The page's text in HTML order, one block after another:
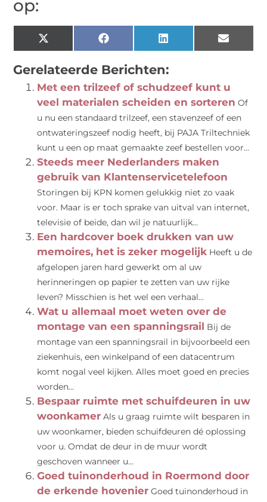
op:
X
(Twitter)
Facebook LinkedIn Email
Gerelateerde Berichten:
Met een trilzeef of schudzeef kunt u
veel materialen scheiden en sorteren Of
u nu een standaard trilzeef, een stavenzeef of een
ontwateringszeef nodig heeft, bij PAJA Triltechniek
kunt u een op maat gemaakte zeef bestellen voor...
Steeds meer Nederlanders maken
gebruik van Klantenservicetelefoon
Storingen bij KPN komen gelukkig niet zo vaak
voor. Maar is er toch sprake van uitval van internet,
televisie of beide, dan wil je natuurlijk...
Een hardcover boek drukken van uw
memoires, het is zeker mogelijk Heeft u de
afgelopen jaren hard gewerkt om al uw
herinneringen op papier te zetten van uw rijke
leven? Misschien is het wel een verhaal...
Wat u allemaal moet weten over de
montage van een spanningsrail Bij de
montage van een spanningsrail in bijvoorbeeld een
ziekenhuis, een winkelpand of een datacentrum
komt nogal veel kijken. Alles moet goed en precies
worden...
Bespaar ruimte met schuifdeuren in uw
woonkamer Als u graag ruimte wilt besparen in
uw woonkamer, bieden schuifdeuren dé oplossing
voor u. Omdat de deur in de muur wordt
geschoven wanneer u...
Goed tuinonderhoud in Roermond door
de erkende hovenier Goed tuinonderhoud in